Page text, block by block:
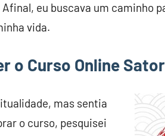
Afinal, eu buscava um caminho
vida.
o Curso Online
mas sentia
o curso, pesquisei